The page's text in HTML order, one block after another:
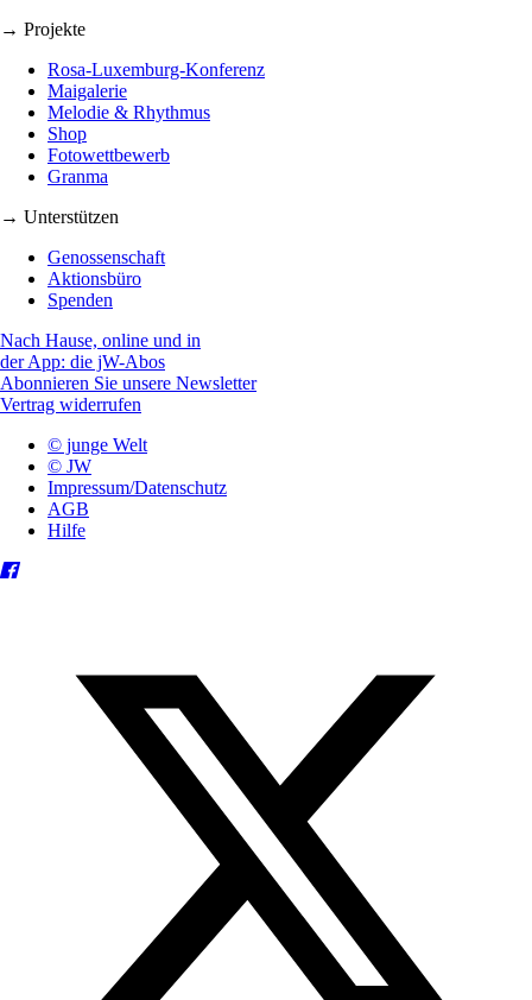
→ Projekte
Rosa-Luxemburg-Konferenz
Maigalerie
Melodie & Rhythmus
Shop
Fotowettbewerb
Granma
→ Unterstützen
Genossenschaft
Aktionsbüro
Spenden
Nach Hause, online und in
der App: die jW-Abos
Abonnieren Sie unsere Newsletter
Vertrag widerrufen
© junge Welt
© JW
Impressum/Datenschutz
AGB
Hilfe